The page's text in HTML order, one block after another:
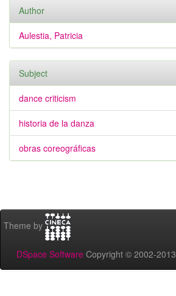
Author
Aulestia, Patricia
Subject
dance criticism
historia de la danza
obras coreográficas
Theme by
DSpace Software Copyright © 2002-2013